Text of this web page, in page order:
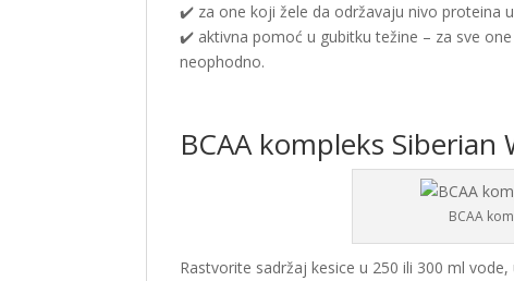
✔️ za one koji žele da održavaju nivo proteina
✔️ aktivna pomoć u gubitku težine – za sve
neophodno.
BCAA kompleks Siberian
BCAA
Rastvorite sadržaj kesice u 250 ili 300 ml